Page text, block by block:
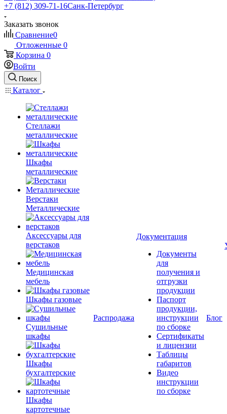
+7 (812) 309-71-16Санк-Петербург
Заказать звонок
Сравнение0
Отложенные 0
Корзина 0
Войти
Поиск
Каталог
Стеллажи
металлические
Шкафы
металлические
Верстаки
Металлические
Аксессуары для
верстаков
Медицинская
мебель
Шкафы газовые
Сушильные
шкафы
Шкафы
бухгалтерские
Шкафы
картотечные
Распродажа
Документация
Документы
для
получения и
отгрузки
продукции
Паспорт
продукции,
инструкции
по сборке
Сертификаты
и лицензии
Таблицы
габаритов
Видео
инструкции
по сборке
Блог